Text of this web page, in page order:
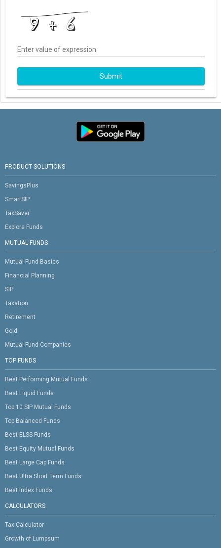
Enter value of expression
Submit
PRODUCT SOLUTIONS
SavingsPlus
SmartSIP
TaxSaver
Explore Funds
MUTUAL FUNDS
Mutual Fund Basics
Financial Planning
SIP
Taxation
Retirement
Gold
Mutual Fund Companies
TOP FUNDS
Best Performing Mutual Funds
Best Liquid Funds
Top 10 SIP Mutual Funds
Top Balanced Funds
Best ELSS Funds
Best Equity Mutual Funds
Best Large Cap Funds
Best Ultra Short Term Funds
Best Index Funds
CALCULATORS
Tax Calculator
Growth of Lumpsum